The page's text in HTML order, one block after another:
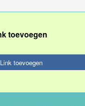
toevoegen
Link toevoegen